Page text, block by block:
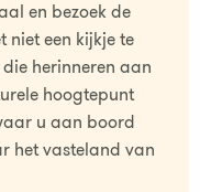
en bezoek de
niet een kijkje te
herinneren aan
hoogtepunt
u aan boord
het vasteland van